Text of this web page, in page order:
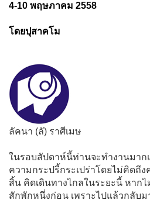
4-10 พฤษภาคม 2558
โดยปุสาคโม
ลัคนา (ลั) ราศีเมษ
ในรอบสัปดาห์นี้ท่านจะทำงานมาก
ความกระปรี้กระเปร่าโดยไม่คิดถึง
สิ้น คิดเดินทางไกลในระยะนี้ หากไ
สักพักหนึ่งก่อน เพราะไปแล้วกลับม